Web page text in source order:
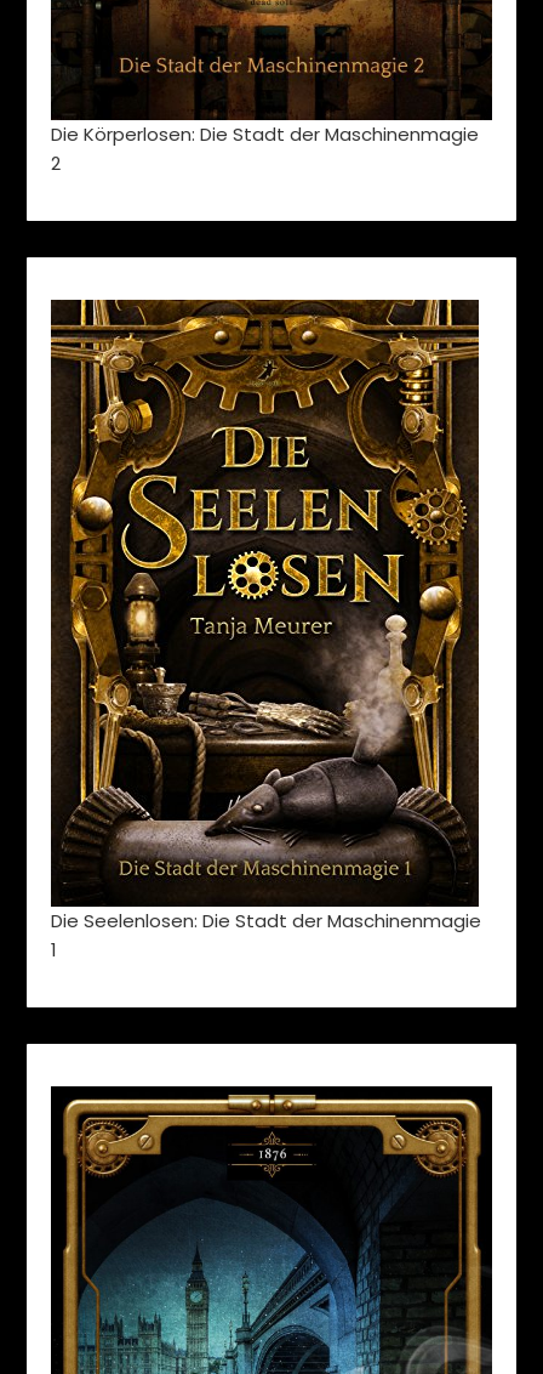
Die Körperlosen: Die Stadt der Maschinenmagie
2
Die Seelenlosen: Die Stadt der Maschinenmagie
1